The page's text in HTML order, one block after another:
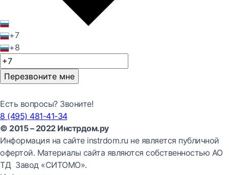
+7
+8
Перезвоните мне
Есть вопросы? Звоните!
8 (495) 481-41-34
© 2015 – 2022 Инстрдом.ру
Информация на сайте instrdom.ru не является публичной
офертой. Материалы сайта являются собственностью АО
ТД Завод «СИТОМО».